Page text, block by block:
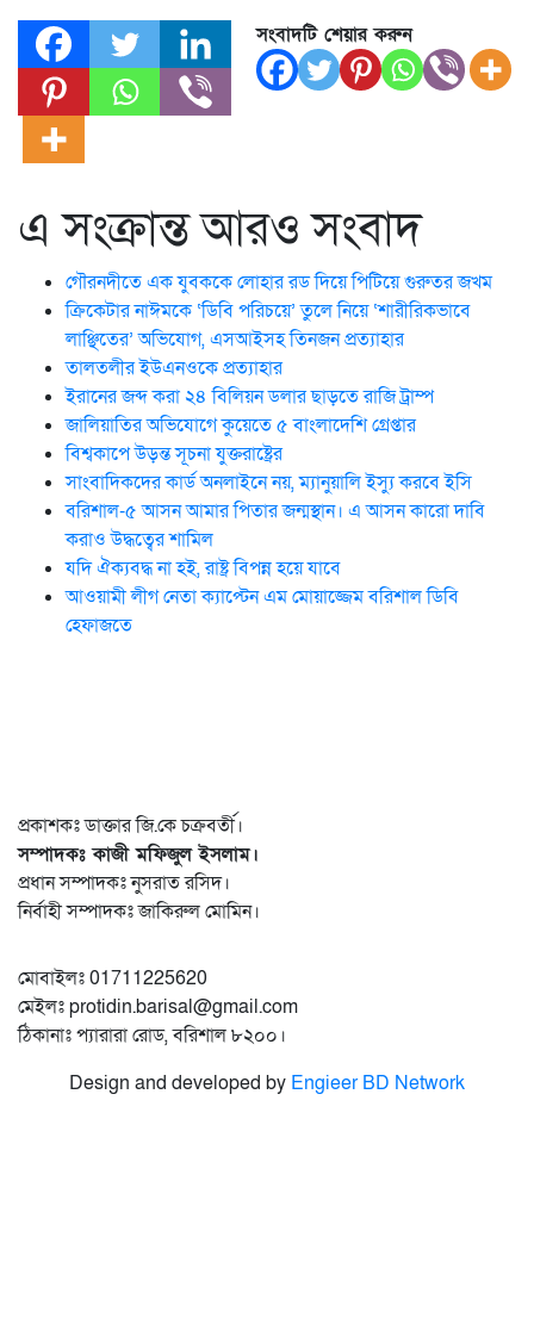
সংবাদটি শেয়ার করুন
এ সংক্রান্ত আরও সংবাদ
গৌরনদীতে এক যুবককে লোহার রড দিয়ে পিটিয়ে গুরুতর জখম
ক্রিকেটার নাঈমকে ‘ডিবি পরিচয়ে’ তুলে নিয়ে ‘শারীরিকভাবে
লাঞ্ছিতের’ অভিযোগ, এসআইসহ তিনজন প্রত্যাহার
তালতলীর ইউএনওকে প্রত্যাহার
ইরানের জব্দ করা ২৪ বিলিয়ন ডলার ছাড়তে রাজি ট্রাম্প
জালিয়াতির অভিযোগে কুয়েতে ৫ বাংলাদেশি গ্রেপ্তার
বিশ্বকাপে উড়ন্ত সূচনা যুক্তরাষ্ট্রের
সাংবাদিকদের কার্ড অনলাইনে নয়, ম্যানুয়ালি ইস্যু করবে ইসি
বরিশাল-৫ আসন আমার পিতার জন্মস্থান। এ আসন কারো দাবি
করাও উদ্ধত্বের শামিল
যদি ঐক্যবদ্ধ না হই, রাষ্ট্র বিপন্ন হয়ে যাবে
আওয়ামী লীগ নেতা ক্যাপ্টেন এম মোয়াজ্জেম বরিশাল ডিবি
হেফাজতে
প্রকাশকঃ ডাক্তার জি.কে চক্রবর্তী।
সম্পাদকঃ কাজী মফিজুল ইসলাম।
প্রধান সম্পাদকঃ নুসরাত রসিদ।
নির্বাহী সম্পাদকঃ জাকিরুল মোমিন।
মোবাইলঃ 01711225620
মেইলঃ protidin.barisal@gmail.com
ঠিকানাঃ প্যারারা রোড, বরিশাল ৮২০০।
Design and developed by Engieer BD Network